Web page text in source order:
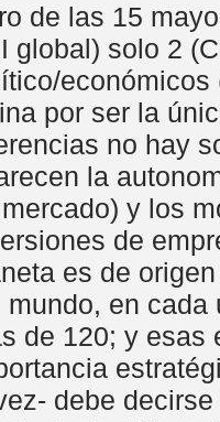
de las 15
global) solo 2
económicos
por ser la
no hay
la
y los
de
es de
mundo, en cada
de 120; y esas
debe